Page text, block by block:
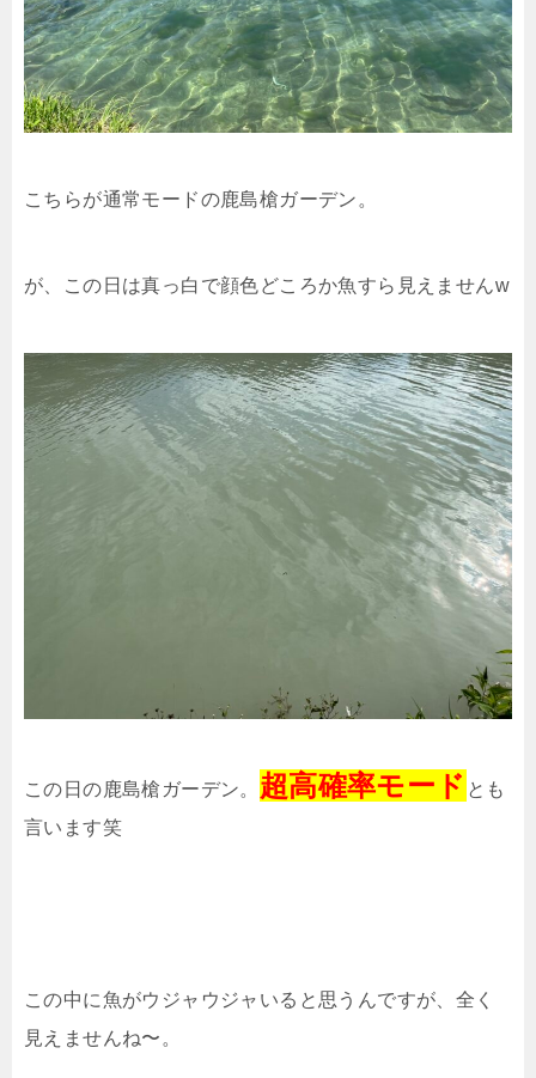
こちらが通常モードの鹿島槍ガーデン。
が、この日は真っ白で顔色どころか魚すら見えませんw
この日の鹿島槍ガーデン。 超高確率モード とも
言います笑
この中に魚がウジャウジャいると思うんですが、全く
見えませんね〜。